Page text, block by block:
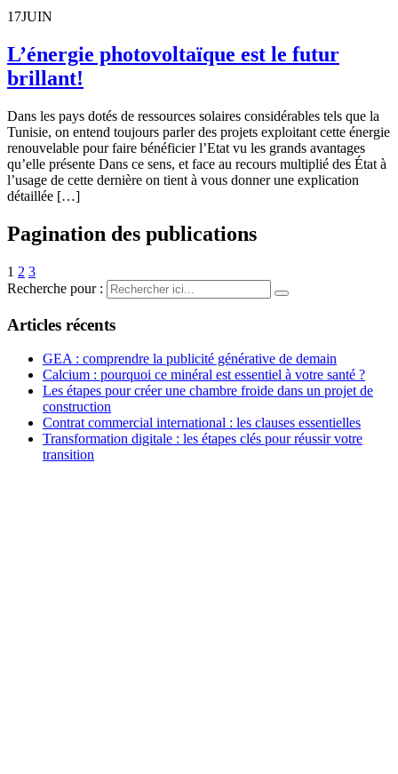
17JUIN
L’énergie photovoltaïque est le futur
brillant!
Dans les pays dotés de ressources solaires considérables tels que la
Tunisie, on entend toujours parler des projets exploitant cette énergie
renouvelable pour faire bénéficier l’Etat vu les grands avantages
qu’elle présente Dans ce sens, et face au recours multiplié des État à
l’usage de cette dernière on tient à vous donner une explication
détaillée […]
Pagination des publications
1 2 3
Recherche pour :
Articles récents
GEA : comprendre la publicité générative de demain
Calcium : pourquoi ce minéral est essentiel à votre santé ?
Les étapes pour créer une chambre froide dans un projet de
construction
Contrat commercial international : les clauses essentielles
Transformation digitale : les étapes clés pour réussir votre
transition